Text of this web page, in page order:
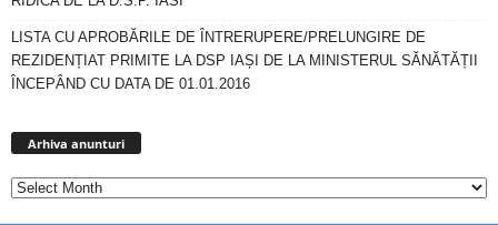
LISTA CU APROBĂRILE DE ÎNTRERUPERE/PRELUNGIRE DE
REZIDENȚIAT PRIMITE LA DSP IAȘI DE LA MINISTERUL SĂNĂTĂȚII
ÎNCEPÂND CU DATA DE 01.01.2016
Arhiva anunturi